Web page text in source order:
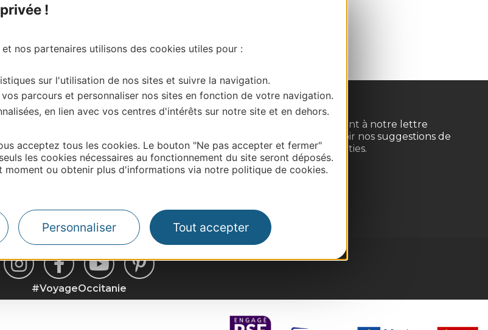
!
nos partenaires utilisons des cookies utiles pour :
sur l'utilisation de nos sites et suivre la navigation.
parcours et personnaliser nos sites en fonction de votre navigation.
en lien avec vos centres d'intérêts sur notre site et en dehors.
acceptez tous les cookies. Le bouton "Ne pas accepter et fermer"
les cookies nécessaires au fonctionnement du site seront déposés.
ou obtenir plus d'informations via notre politique de cookies.
Personnaliser Tout accepter
Inscrivez-vous gratuitement à notre lettre
d'information pour recevoir nos suggestions de
séjours, de visites et de sorties.
Je m'abonne
#VoyageOccitanie